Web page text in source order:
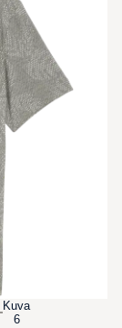
Kuva
6